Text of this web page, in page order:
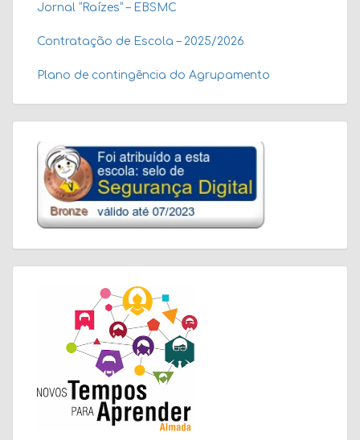
Jornal “Raízes” – EBSMC
Contratação de Escola – 2025/2026
Plano de contingência do Agrupamento